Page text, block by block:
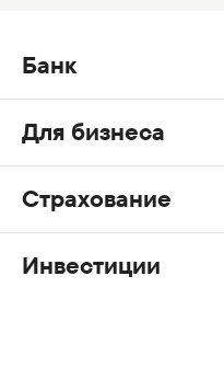
Банк
Для бизнеса
Страхование
Инвестиции